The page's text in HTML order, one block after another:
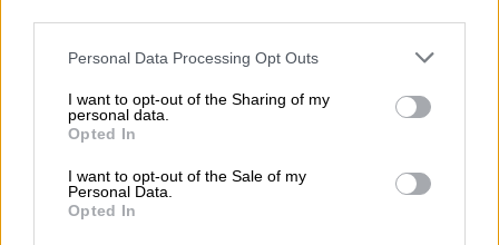
Please note that this website/app uses one or more Google
not limited to your visit or usage behaviour. You may click to
grant or deny consent to Google and its third-party tags to
use your data for below specified purposes in below Google
consent section.
Personal Data Processing Opt Outs
I want to opt-out of the Sharing of my
personal data.
Opted In
I want to opt-out of the Sale of my
Personal Data.
Opted In
Δεν είχε αναθέσει την υπεράσπισή του σε
δικηγόρο